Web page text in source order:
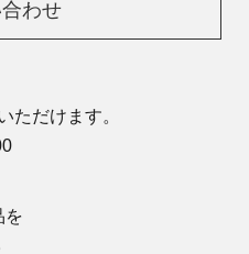
わせ
ただけます。
を